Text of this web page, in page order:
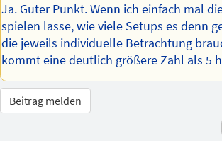
Ja. Guter Punkt. Wenn ich einfach mal
spielen lasse, wie viele Setups es denn
die jeweils individuelle Betrachtung
kommt eine deutlich größere Zahl als 5
Beitrag melden